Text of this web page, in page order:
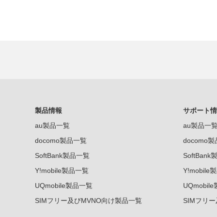
製品情報
au製品一覧
docomo製品一覧
SoftBank製品一覧
Y!mobile製品一覧
UQmobile製品一覧
SIMフリー及びMVNO向け製品一覧
サポート
au製品一
docomo製
SoftBank
Y!mobile
UQmobile
SIMフリ